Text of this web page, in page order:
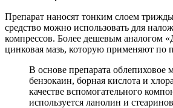
Препарат наносят тонким слоем
средство можно использовать для
компрессов. Более дешевым аналогом
цинковая мазь, которую применяют по
В основе препарата облепиховое
бензокаин, борная кислота и
качестве вспомогательного
используется ланолин и